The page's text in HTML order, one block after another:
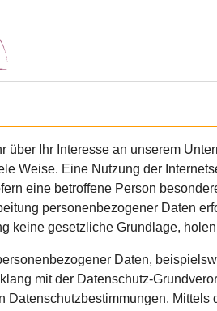
über Ihr Interesse an unserem
Weise. Eine Nutzung der
eine betroffene Person
personenbezogener Daten
keine gesetzliche Grundlage,
Daten,
mit der Datenschutz-
Datenschutzbestimmungen.